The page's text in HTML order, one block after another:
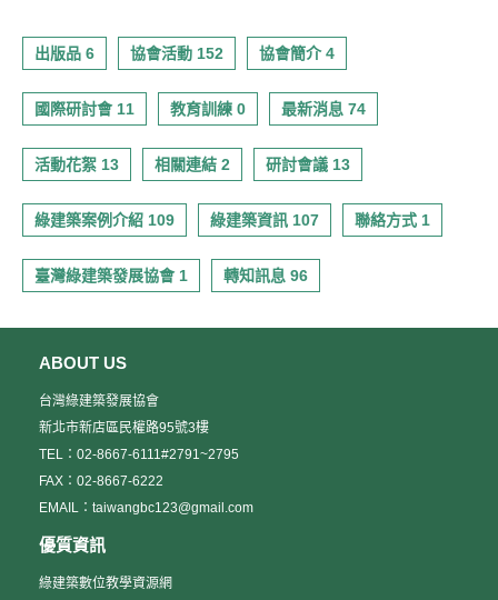
出版品 6 協會活動 152 協會簡介 4
國際研討會 11 教育訓練 0 最新消息 74
活動花絮 13 相關連結 2 研討會議 13
綠建築案例介紹 109 綠建築資訊 107 聯絡方式 1
臺灣綠建築發展協會 1 轉知訊息 96
ABOUT US
台灣綠建築發展協會
新北市新店區民權路95號3樓
TEL：02-8667-6111#2791~2795
FAX：02-8667-6222
EMAIL：taiwangbc123@gmail.com
優質資訊
綠建築數位教學資源網